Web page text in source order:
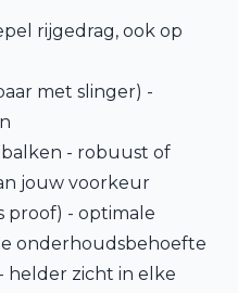
rijgedrag, ook op
met slinger) -
- robuust of
jouw voorkeur
proof) - optimale
onderhoudsbehoefte
helder zicht in elke